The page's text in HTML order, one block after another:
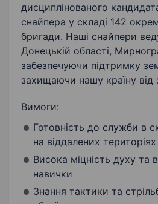
дисциплінованого
снайпера у складі 142
бригади. Наші снайпери
Донецькій області,
забезпечуючи підтримку
захищаючи нашу країну від
Вимоги:
Готовність до служби в
на віддалених територіях
Висока міцність духу та
навички
Знання тактики та